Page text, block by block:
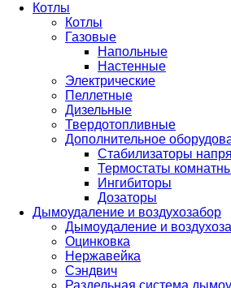
Котлы
Котлы
Газовые
Напольные
Настенные
Электрические
Пеллетные
Дизельные
Твердотопливные
Дополнительное
Стабилизаторы
Термостаты
Ингибиторы
Дозаторы
Дымоудаление и воздухозабор
Дымоудаление и
Оцинковка
Нержавейка
Сэндвич